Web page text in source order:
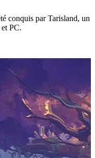
conquis par Tarisland, un
PC.